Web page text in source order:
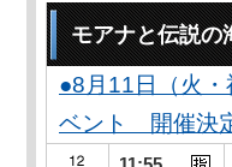
モアナと伝説の
●8月11日（火
ベント 開催決